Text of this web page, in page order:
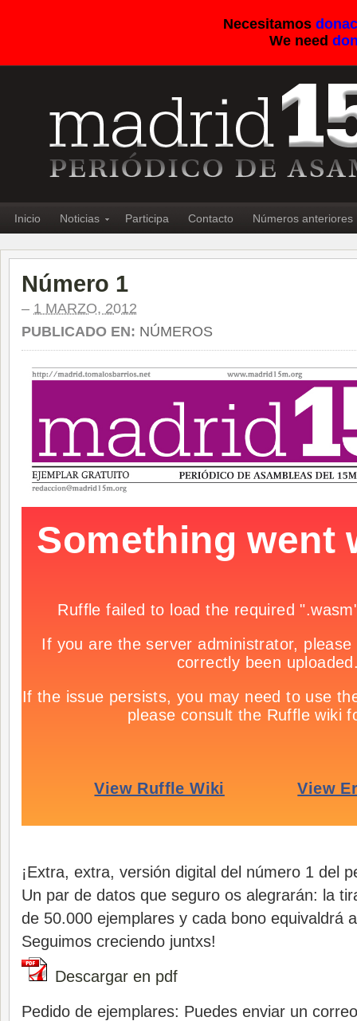
Necesitamos
We need
Inicio Noticias Participa Contacto Números anteriores
Número 1
– 1 MARZO, 2012
PUBLICADO EN: NÚMEROS
¡Extra, extra, versión digital del número 1 del
Un par de datos que seguro os alegrarán: la
de 50.000 ejemplares y cada bono equivaldrá
Seguimos creciendo juntxs!
Descargar en pdf
Pedido de ejemplares: Puedes enviar un